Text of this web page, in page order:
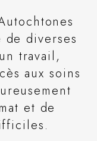
de diverses
travail,
aux soins
et de